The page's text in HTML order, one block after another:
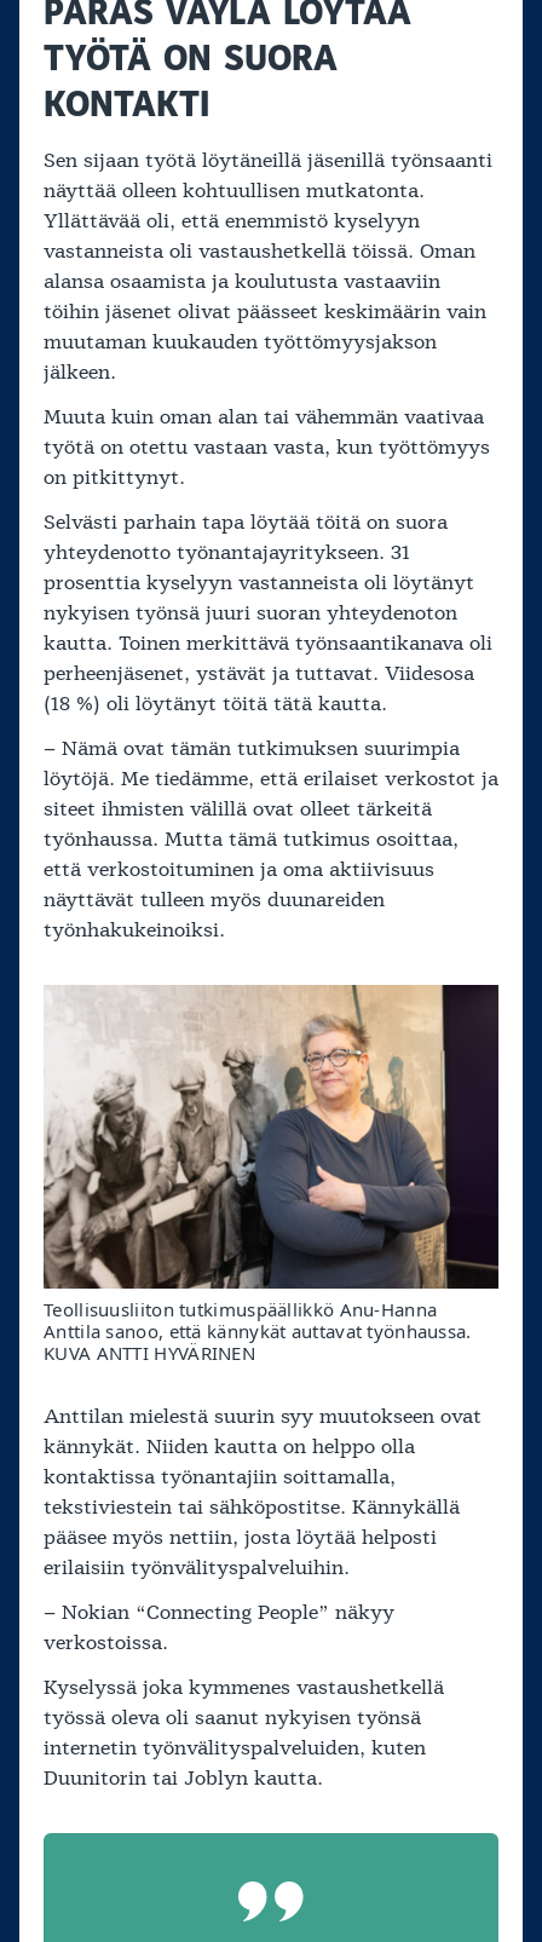
PARAS VÄYLÄ LÖYTÄÄ
TYÖTÄ ON SUORA
KONTAKTI
Sen sijaan työtä löytäneillä jäsenillä työnsaanti
näyttää olleen kohtuullisen mutkatonta.
Yllättävää oli, että enemmistö kyselyyn
vastanneista oli vastaushetkellä töissä. Oman
alansa osaamista ja koulutusta vastaaviin
töihin jäsenet olivat päässeet keskimäärin vain
muutaman kuukauden työttömyysjakson
jälkeen.
Muuta kuin oman alan tai vähemmän vaativaa
työtä on otettu vastaan vasta, kun työttömyys
on pitkittynyt.
Selvästi parhain tapa löytää töitä on suora
yhteydenotto työnantajayritykseen. 31
prosenttia kyselyyn vastanneista oli löytänyt
nykyisen työnsä juuri suoran yhteydenoton
kautta. Toinen merkittävä työnsaantikanava oli
perheenjäsenet, ystävät ja tuttavat. Viidesosa
(18 %) oli löytänyt töitä tätä kautta.
– Nämä ovat tämän tutkimuksen suurimpia
löytöjä. Me tiedämme, että erilaiset verkostot ja
siteet ihmisten välillä ovat olleet tärkeitä
työnhaussa. Mutta tämä tutkimus osoittaa,
että verkostoituminen ja oma aktiivisuus
näyttävät tulleen myös duunareiden
työnhakukeinoiksi.
Teollisuusliiton tutkimuspäällikkö Anu-Hanna
Anttila sanoo, että kännykät auttavat työnhaussa.
KUVA ANTTI HYVÄRINEN
Anttilan mielestä suurin syy muutokseen ovat
kännykät. Niiden kautta on helppo olla
kontaktissa työnantajiin soittamalla,
tekstiviestein tai sähköpostitse. Kännykällä
pääsee myös nettiin, josta löytää helposti
erilaisiin työnvälityspalveluihin.
– Nokian “Connecting People” näkyy
verkostoissa.
Kyselyssä joka kymmenes vastaushetkellä
työssä oleva oli saanut nykyisen työnsä
internetin työnvälityspalveluiden, kuten
Duunitorin tai Joblyn kautta.